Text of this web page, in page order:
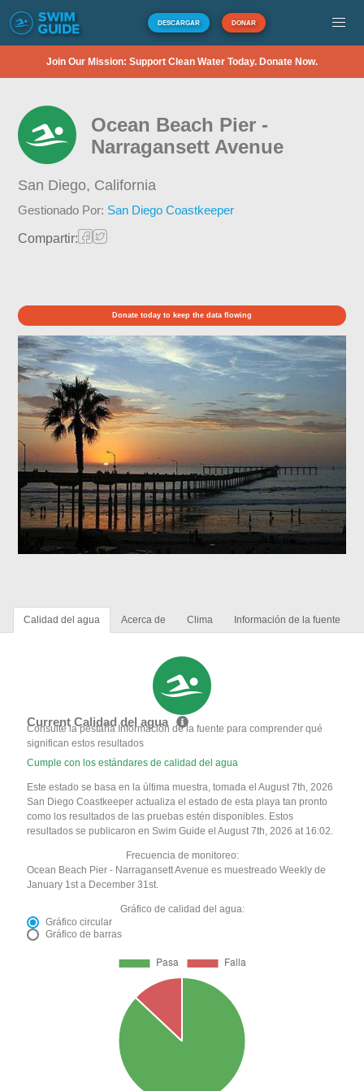
DESCARGAR DONAR
Join Our Mission: Support Clean Water Today. Donate Now.
Ocean Beach Pier -
Narragansett Avenue
San Diego, California
Gestionado Por: San Diego Coastkeeper
Compartir:
Donate today to keep the data flowing
Calidad del agua Acerca de Clima Información de la fuente
Current Calidad del agua
Consulte la pestaña Información de la fuente para comprender qué
significan estos resultados
Cumple con los estándares de calidad del agua
Este estado se basa en la última muestra, tomada el August 7th, 2026
San Diego Coastkeeper actualiza el estado de esta playa tan pronto
como los resultados de las pruebas estén disponibles. Estos
resultados se publicaron en Swim Guide el August 7th, 2026 at 16:02.
Frecuencia de monitoreo:
Ocean Beach Pier - Narragansett Avenue es muestreado Weekly de
January 1st a December 31st.
Gráfico de calidad del agua:
Gráfico circular
Gráfico de barras